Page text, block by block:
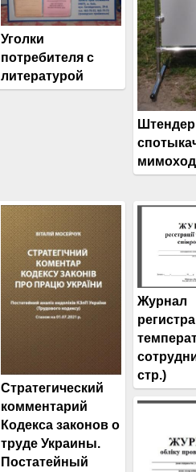
Уголки
потребителя с
литературой
Стратегический
комментарий
Кодекса законов о
труде Украины.
Постатейный
Журнал
стр.)